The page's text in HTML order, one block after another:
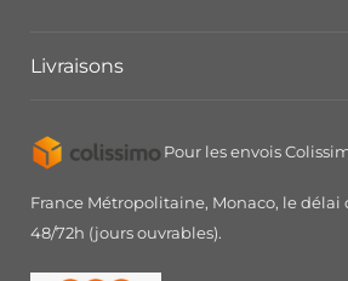
Livraisons
Pour les envois
France Métropolitaine, Monaco, le délai
48/72h (jours ouvrables).